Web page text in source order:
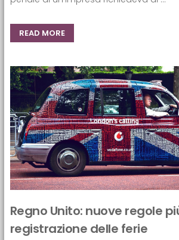
READ MORE
Regno Unito: nuove regole
registrazione delle ferie